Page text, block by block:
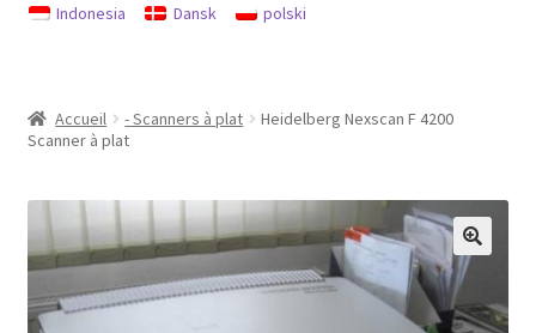
protection des données
Indonesia
Dansk polski
Accueil - Scanners à plat
Heidelberg Nexscan F 4200
Scanner à plat